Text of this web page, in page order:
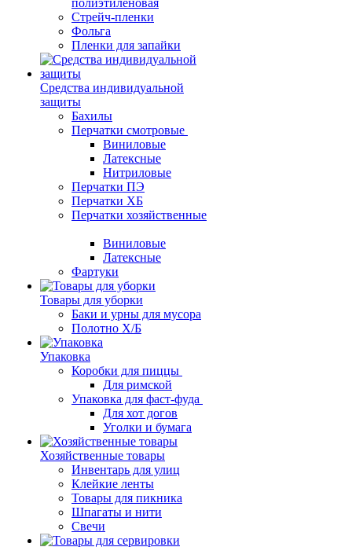
полиэтиленовая
Стрейч-пленки
Фольга
Пленки для запайки
Средства индивидуальной
защиты
Бахилы
Перчатки смотровые
Виниловые
Латексные
Нитриловые
Перчатки ПЭ
Перчатки ХБ
Перчатки хозяйственные
Виниловые
Латексные
Фартуки
Товары для уборки
Баки и урны для мусора
Полотно Х/Б
Упаковка
Коробки для пиццы
Для римской
Упаковка для фаст-фуда
Для хот догов
Уголки и бумага
Хозяйственные товары
Инвентарь для улиц
Клейкие ленты
Товары для пикника
Шпагаты и нити
Свечи